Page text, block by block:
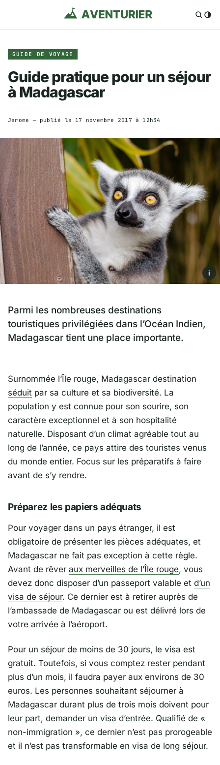
GUIDE DE VOYAGE
Guide pratique pour un séjour
à Madagascar
Jerome — publié le 17 novembre 2017 à 12h34
i
Parmi les nombreuses destinations
touristiques privilégiées dans l’Océan Indien,
Madagascar tient une place importante.
Surnommée l’Île rouge, Madagascar destination
séduit par sa culture et sa biodiversité. La
population y est connue pour son sourire, son
caractère exceptionnel et à son hospitalité
naturelle. Disposant d’un climat agréable tout au
long de l’année, ce pays attire des touristes venus
du monde entier. Focus sur les préparatifs à faire
avant de s’y rendre.
Préparez les papiers adéquats
Pour voyager dans un pays étranger, il est
obligatoire de présenter les pièces adéquates, et
Madagascar ne fait pas exception à cette règle.
Avant de rêver aux merveilles de l’Île rouge, vous
devez donc disposer d’un passeport valable et d’un
visa de séjour. Ce dernier est à retirer auprès de
l’ambassade de Madagascar ou est délivré lors de
votre arrivée à l’aéroport.
Pour un séjour de moins de 30 jours, le visa est
gratuit. Toutefois, si vous comptez rester pendant
plus d’un mois, il faudra payer aux environs de 30
euros. Les personnes souhaitant séjourner à
Madagascar durant plus de trois mois doivent pour
leur part, demander un visa d’entrée. Qualifié de «
non-immigration », ce dernier n’est pas prorogeable
et il n’est pas transformable en visa de long séjour.